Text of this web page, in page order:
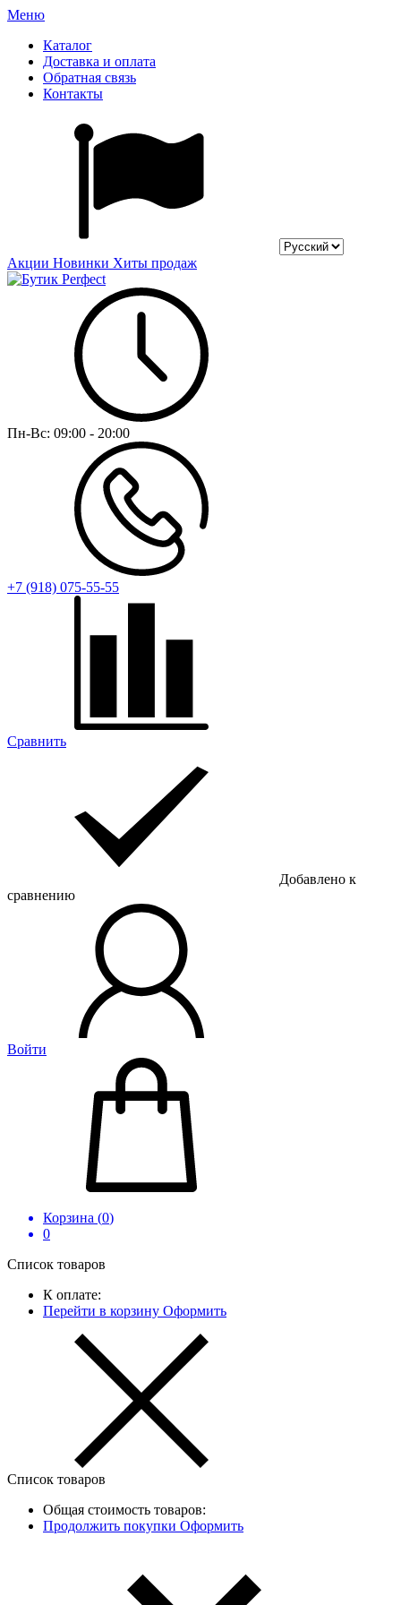
Меню
Каталог
Доставка и оплата
Обратная связь
Контакты
Акции Новинки Хиты продаж
Пн-Вс: 09:00 - 20:00
+7 (918) 075-55-55
Сравнить
Добавлено к
сравнению
Войти
Корзина (0)
0
Список товаров
К оплате:
Перейти в корзину Оформить
Список товаров
Общая стоимость товаров:
Продолжить покупки Оформить